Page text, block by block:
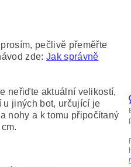
pečlivě přeměřte
zde: Jak správně
neřiďte aktuální velikostí,
u jiných bot, určující je
nohy a k tomu připočítaný